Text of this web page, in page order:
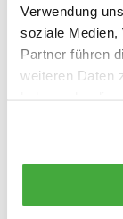
Verwendung
soziale Medien,
Partner führen
weiteren Daten
Welche
Hebeösen sind
oder
hängt von der